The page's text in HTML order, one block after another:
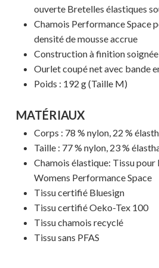
Votre panier
MAGASINER EN
ouverte Bretelles élastiques
Chamois Performance Space
densité de mousse accrue
Construction à finition soignée
Ourlet coupé net avec bande
Poids : 192 g (Taille M)
MATÉRIAUX
Corps : 78 % nylon, 22 %
Taille : 77 % nylon, 23 %
Chamois élastique: Tissu
Womens Performance Space
Tissu certifié Bluesign
Tissu certifié Oeko-Tex 100
Tissu chamois recyclé
Tissu sans PFAS